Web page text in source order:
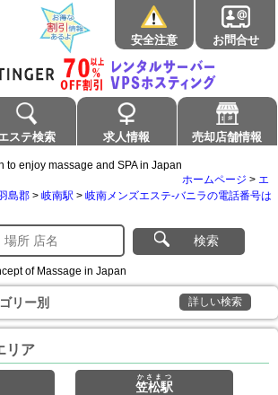
安全注意 お問合せ
ステ検索 求人情報 売却店舗情報
to enjoy massage and SPA in Japan
ホームページ > エ
島郡 > 岐南駅 > 岐南メンズエステ-バニラの電話番号は
検索
of Massage in Japan
リー別 詳しい検索
リア
笠松駅
かさまつ